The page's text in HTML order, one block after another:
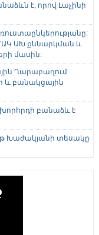
է, որով Լաչինի
ԱԽ քննարկման և
մասին:
Ղարաբաղում
և բանակցային
բանաձև է
Խաժակյանի տեսակը